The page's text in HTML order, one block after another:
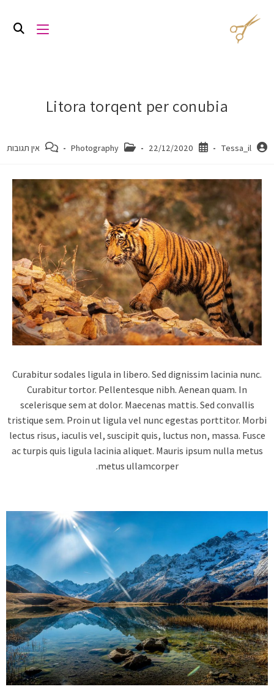
Litora torqent per conubia
Tessa_il
22/12/2020
Photography אין תגובות
Curabitur sodales ligula in libero. Sed dignissim lacinia nunc.
Curabitur tortor. Pellentesque nibh. Aenean quam. In
scelerisque sem at dolor. Maecenas mattis. Sed convallis
tristique sem. Proin ut ligula vel nunc egestas porttitor.
lectus risus, iaculis vel, suscipit quis, luctus non, massa.
ac turpis quis ligula lacinia aliquet. Mauris ipsum nulla
metus ullamcorper.